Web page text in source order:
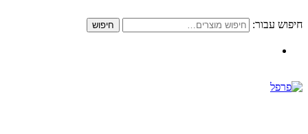
חיפוש עבור: חיפוש